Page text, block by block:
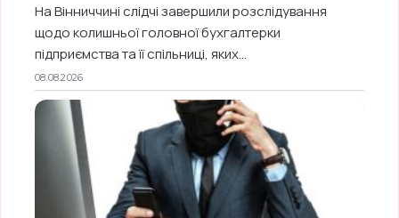
На Вінниччині слідчі завершили розслідування
щодо колишньої головної бухгалтерки
підприємства та її спільниці, яких...
08.08.2026